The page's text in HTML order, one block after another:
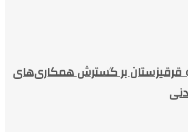
و قرقیزستان بر گسترش همکاری‌های